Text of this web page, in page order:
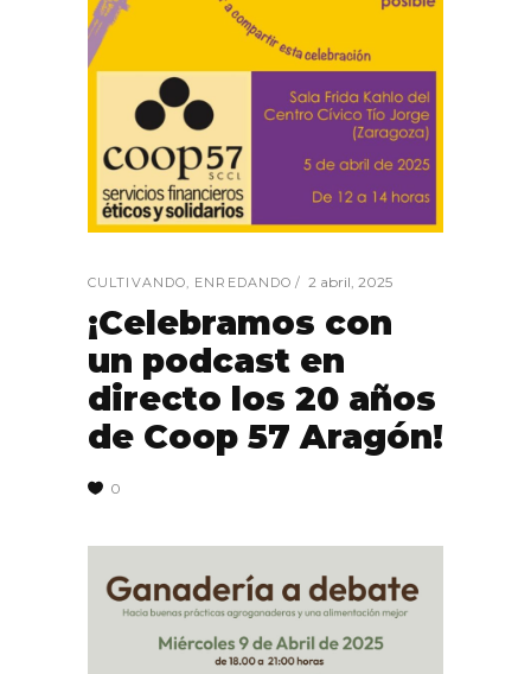
CULTIVANDO, ENREDANDO 2 abril, 2025
¡Celebramos con
un podcast en
directo los 20 años
de Coop 57 Aragón!
0